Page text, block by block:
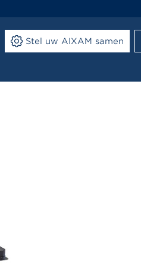
Stel uw AIXAM samen